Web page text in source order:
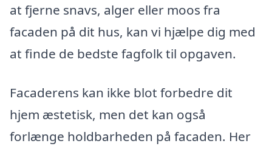
at fjerne snavs, alger eller moos fra
facaden på dit hus, kan vi hjælpe dig med
at finde de bedste fagfolk til opgaven.
Facaderens kan ikke blot forbedre dit
hjem æstetisk, men det kan også
forlænge holdbarheden på facaden. Her